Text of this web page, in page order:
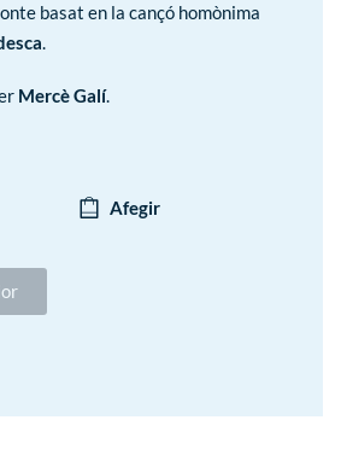
basat en la cançó homònima
.
Mercè Galí.
Afegir